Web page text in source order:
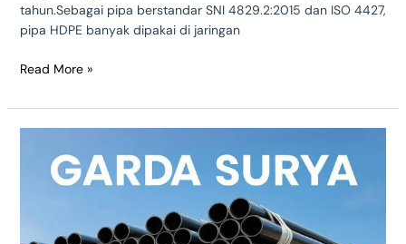
tahun.Sebagai pipa berstandar SNI 4829.2:2015 dan ISO 4427,
pipa HDPE banyak dipakai di jaringan
Read More »
HDPE